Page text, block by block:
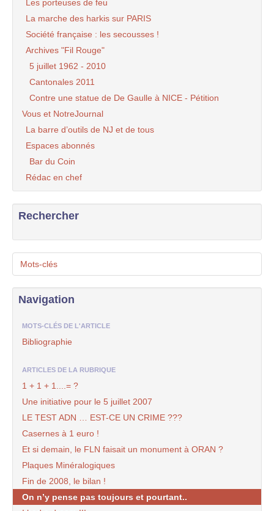
Les porteuses de feu
La marche des harkis sur PARIS
Société française : les secousses !
Archives "Fil Rouge"
5 juillet 1962 - 2010
Cantonales 2011
Contre une statue de De Gaulle à NICE - Pétition
Vous et NotreJournal
La barre d’outils de NJ et de tous
Espaces abonnés
Bar du Coin
Rédac en chef
Rechercher
Mots-clés
Navigation
MOTS-CLÉS DE L'ARTICLE
Bibliographie
ARTICLES DE LA RUBRIQUE
1 + 1 + 1....= ?
Une initiative pour le 5 juillet 2007
LE TEST ADN … EST-CE UN CRIME ???
Casernes à 1 euro !
Et si demain, le FLN faisait un monument à ORAN ?
Plaques Minéralogiques
Fin de 2008, le bilan !
On n’y pense pas toujours et pourtant..